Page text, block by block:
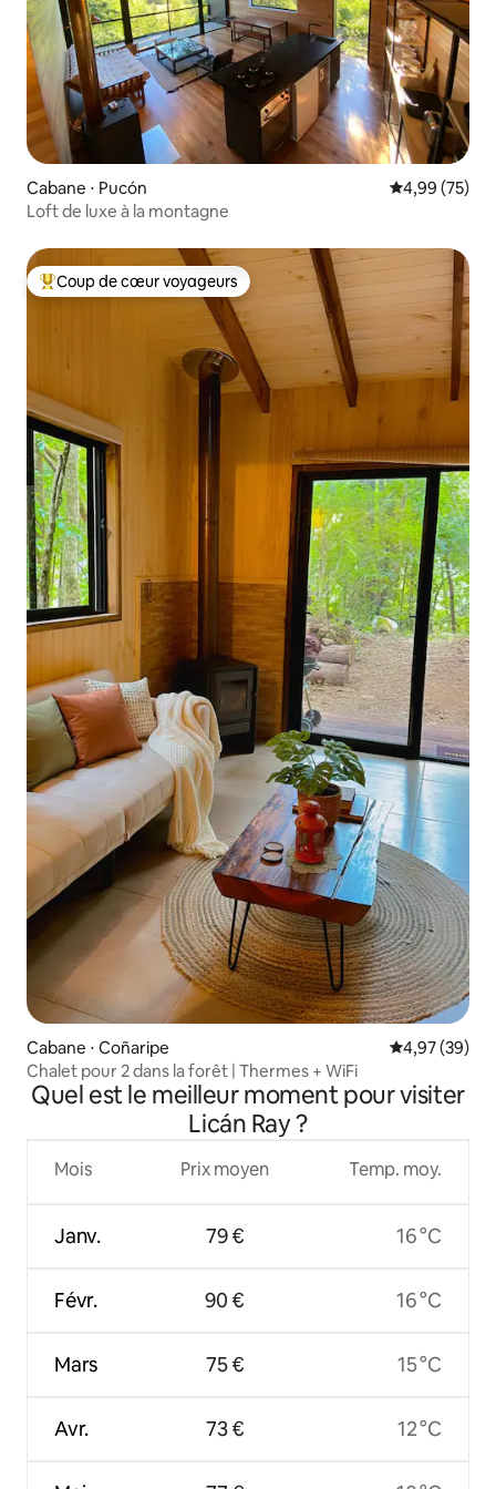
Cabane ⋅ Pucón Évaluation
4,99 (75)
Loft de luxe à la montagne
Coups de cœur voyageurs les plus appréciés
Coup de cœur voyageurs
Cabane ⋅ Coñaripe Évaluation
4,97 (39)
Chalet pour 2 dans la forêt | Thermes + WiFi
Quel est le meilleur moment pour visiter
Licán Ray ?
Mois
Janv.
Févr.
Mars
Avr.
Prix moyen
79 €
90 €
75 €
73 €
Temp. moy.
16 °C
16 °C
15 °C
12 °C